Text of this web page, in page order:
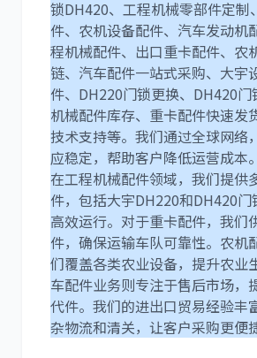
潍柴
尼桑
锁DH420、工程机械零部件定制
件、农机设备配件、汽车发动机
程机械配件、出口重卡配件、农
链、汽车配件一站式采购、大宇
件、DH220门锁更换、DH420门
机械配件库存、重卡配件快速发
技术支持等。我们通过全球网络
应稳定，帮助客户降低运营成本。
在工程机械配件领域，我们提供
件，包括大宇DH220和DH420
高效运行。对于重卡配件，我们
件，确保运输车队可靠性。农机
们覆盖各类农业设备，提升农业
车配件业务则专注于售后市场，
代件。我们的进出口贸易经验丰
杂物流和清关，让客户采购更便